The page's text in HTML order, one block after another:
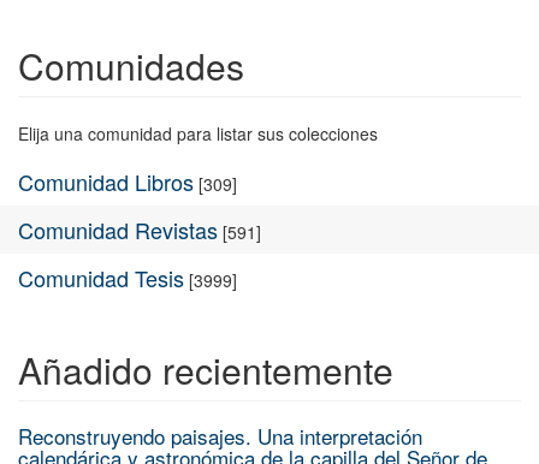
Comunidades
Elija una comunidad para listar sus colecciones
Comunidad Libros [309]
Comunidad Revistas [591]
Comunidad Tesis [3999]
Añadido recientemente
Reconstruyendo paisajes. Una interpretación
calendárica y astronómica de la capilla del Señor de